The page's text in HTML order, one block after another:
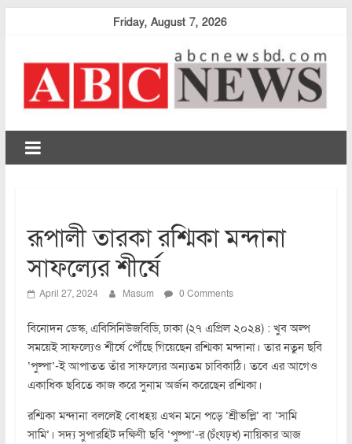
Friday, August 7, 2026
abcnewsbd
রূপালী তারকা রশ্মিকা মন্দানা
সাফল্যের শীর্ষে
April 27, 2024 Masum 0 Comments
বিনোদন ডেস্ক, এবিসিনিউজবিডি, ঢাকা (২৭ এপ্রিল ২০২৪) : খুব অল্প
সময়েই সাফল্যেও শীর্ষে পৌঁছে গিয়েছেন রশ্মিকা মন্দানা। তার নতুন ছবি
‘পুষ্পা’-ই আপাতত তাঁর সাফল্যের অন্যতম চাবিকাঠি। তবে এর আগেও
একাধিক ছবিতে কাজ করে সুনাম অর্জন করেছেন রশ্মিকা।
রশ্মিকা মন্দানা বললেই বোধহয় এখন মনে পড়ে ‘শ্রীভল্লি’ বা ‘সামি
সামি’। সদ্য সুপারহিট দক্ষিণী ছবি ‘পুষ্পা’-র (চঁংযঢ়ধ) নায়িকার আজ